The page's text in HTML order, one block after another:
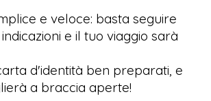
e veloce: basta seguire
e il tuo viaggio sarà
d'identità ben preparati, e
a braccia aperte!